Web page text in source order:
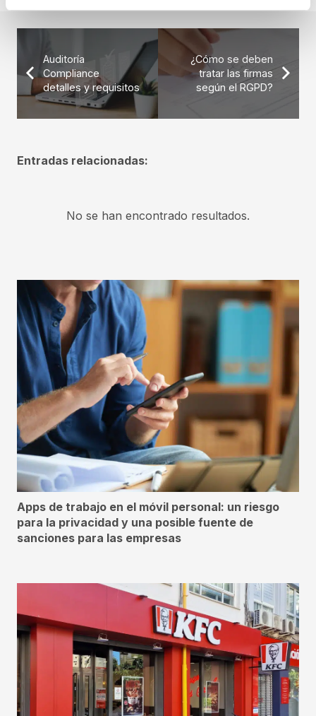
Auditoría
Compliance
detalles y requisitos
¿Cómo se deben
tratar las firmas
según el RGPD?
Entradas relacionadas:
No se han encontrado resultados.
Apps de trabajo en el móvil personal: un riesgo
para la privacidad y una posible fuente de
sanciones para las empresas